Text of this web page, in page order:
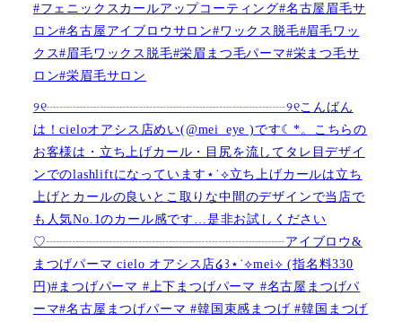
#フェニックスカールアップコーティング#名古屋眉毛サ
ロン#名古屋アイブロウサロン#ワックス脱毛#眉毛ワッ
クス#眉毛ワックス脱毛#栄眉まつ毛パーマ#栄まつ毛サ
ロン#栄眉毛サロン
୨୧┈┈┈┈┈┈┈┈┈┈┈┈┈┈┈┈┈┈୨୧こんばん
は！cieloオアシス店めい(@mei_eye )です︎︎☾*。こちらの
お客様は・立ち上げカール・目尻を流してタレ目デザイ
ンでのlashliftになっています⋆˙⟡立ち上げカールは立ち
上げとカールの良いとこ取りな中間のデザインで当店で
も人気No.1のカール感です…是非お試しください️
♡┈┈┈┈┈┈┈┈┈┈┈┈┈┈┈┈┈┈アイブロウ&
まつげパーマ cielo オアシス店໒꒱⋆˙⟡︎mei⟡ (指名料330
円)#まつげパーマ #上下まつげパーマ #名古屋まつげパ
ーマ#名古屋まつげパーマ #韓国束感まつげ #韓国まつげ